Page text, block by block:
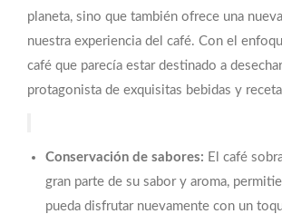
planeta, sino que también ofrece una
nuestra experiencia del café. Con el
café que parecía estar destinado a
protagonista de exquisitas bebidas y
Conservación de sabores: El café
gran parte de su sabor y aroma,
pueda disfrutar nuevamente con un